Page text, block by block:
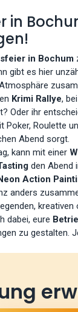
in
in Bochum
gibt es hier
Krimi Rallye,
Oder ihr
Poker, Roulette
Abend sorgt.
kann mit einer
den Abend
Action
anders
dabei, eure
zu gestalten.